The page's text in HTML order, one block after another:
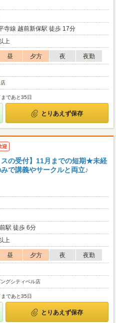
寺線 越前新保駅 徒歩 17分
上
昼 夕方 夜
夜勤
であと35日
とりあえず保存
迎
スの受付】11月までの短期★未経
で講義やサークルと両立♪
駅 徒歩 6分
上
昼 夕方 夜
夜勤
グシティベル店
であと35日
とりあえず保存